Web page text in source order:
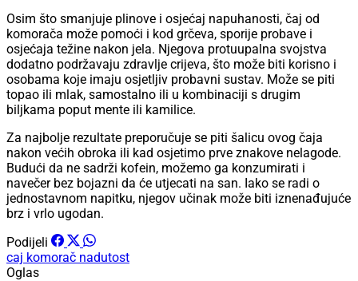
Osim što smanjuje plinove i osjećaj napuhanosti, čaj od
komorača može pomoći i kod grčeva, sporije probave i
osjećaja težine nakon jela. Njegova protuupalna svojstva
dodatno podržavaju zdravlje crijeva, što može biti korisno i
osobama koje imaju osjetljiv probavni sustav. Može se piti
topao ili mlak, samostalno ili u kombinaciji s drugim
biljkama poput mente ili kamilice.
Za najbolje rezultate preporučuje se piti šalicu ovog čaja
nakon većih obroka ili kad osjetimo prve znakove nelagode.
Budući da ne sadrži kofein, možemo ga konzumirati i
navečer bez bojazni da će utjecati na san. Iako se radi o
jednostavnom napitku, njegov učinak može biti iznenađujuće
brz i vrlo ugodan.
Podijeli
caj komorač nadutost
Oglas